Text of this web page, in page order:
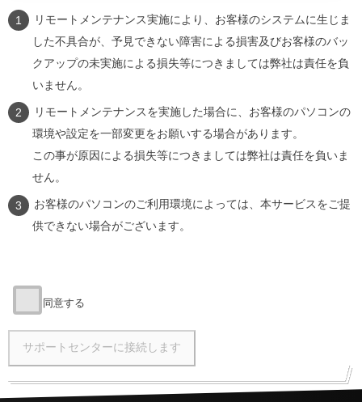
リモートメンテナンス実施により、お客様のシステムに生じま
した不具合が、予見できない障害による損害及びお客様のバッ
クアップの未実施による損失等につきましては弊社は責任を負
いません。
リモートメンテナンスを実施した場合に、お客様のパソコンの
環境や設定を一部変更をお願いする場合があります。
この事が原因による損失等につきましては弊社は責任を負いま
せん。
お客様のパソコンのご利用環境によっては、本サービスをご提
供できない場合がございます。
同意する